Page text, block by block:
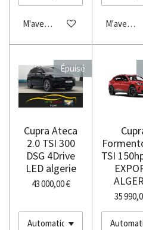
M'avertir si disponible M'avertir
Épuisé
Cupra Ateca
2.0 TSI 300
DSG 4Drive
LED algerie
43 000,00 €
TSI
35